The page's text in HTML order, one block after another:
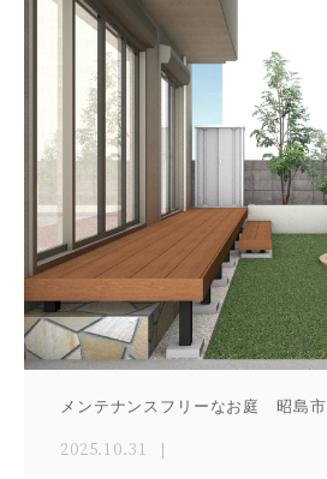
メンテナンスフリーなお庭 昭島市
2025.10.31